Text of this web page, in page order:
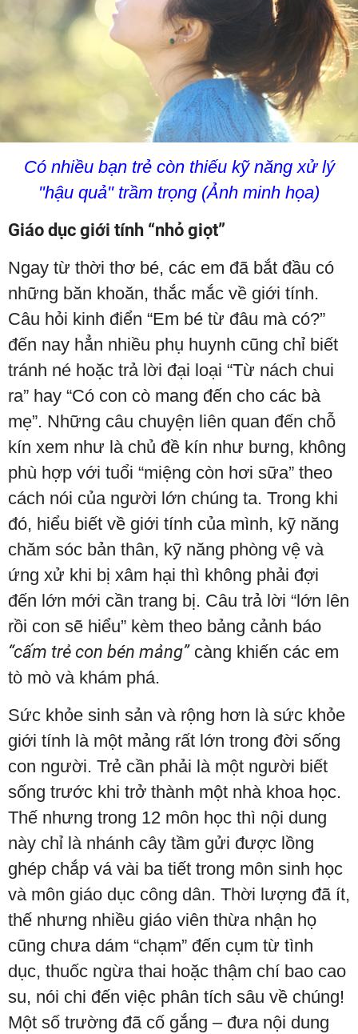
Có nhiều bạn trẻ còn thiếu kỹ năng xử lý
"hậu quả" trầm trọng (Ảnh minh họa)
Giáo dục giới tính “nhỏ giọt”
Ngay từ thời thơ bé, các em đã bắt đầu có
những băn khoăn, thắc mắc về giới tính.
Câu hỏi kinh điển “Em bé từ đâu mà có?”
đến nay hẳn nhiều phụ huynh cũng chỉ biết
tránh né hoặc trả lời đại loại “Từ nách chui
ra” hay “Có con cò mang đến cho các bà
mẹ”. Những câu chuyện liên quan đến chỗ
kín xem như là chủ đề kín như bưng, không
phù hợp với tuổi “miệng còn hơi sữa” theo
cách nói của người lớn chúng ta. Trong khi
đó, hiểu biết về giới tính của mình, kỹ năng
chăm sóc bản thân, kỹ năng phòng vệ và
ứng xử khi bị xâm hại thì không phải đợi
đến lớn mới cần trang bị. Câu trả lời “lớn lên
rồi con sẽ hiểu” kèm theo bảng cảnh báo
“cấm trẻ con bén mảng”càng khiến các em
tò mò và khám phá.
Sức khỏe sinh sản và rộng hơn là sức khỏe
giới tính là một mảng rất lớn trong đời sống
con người. Trẻ cần phải là một người biết
sống trước khi trở thành một nhà khoa học.
Thế nhưng trong 12 môn học thì nội dung
này chỉ là nhánh cây tầm gửi được lồng
ghép chắp vá vài ba tiết trong môn sinh học
và môn giáo dục công dân. Thời lượng đã ít,
thế nhưng nhiều giáo viên thừa nhận họ
cũng chưa dám “chạm” đến cụm từ tình
dục, thuốc ngừa thai hoặc thậm chí bao cao
su, nói chi đến việc phân tích sâu về chúng!
Một số trường đã cố gắng – đưa nội dung